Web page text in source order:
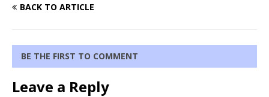
BACK TO ARTICLE
BE THE FIRST TO COMMENT
Leave a Reply